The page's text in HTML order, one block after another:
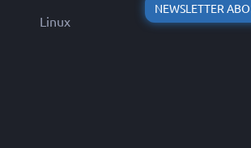
Linux
NEWSLETTER